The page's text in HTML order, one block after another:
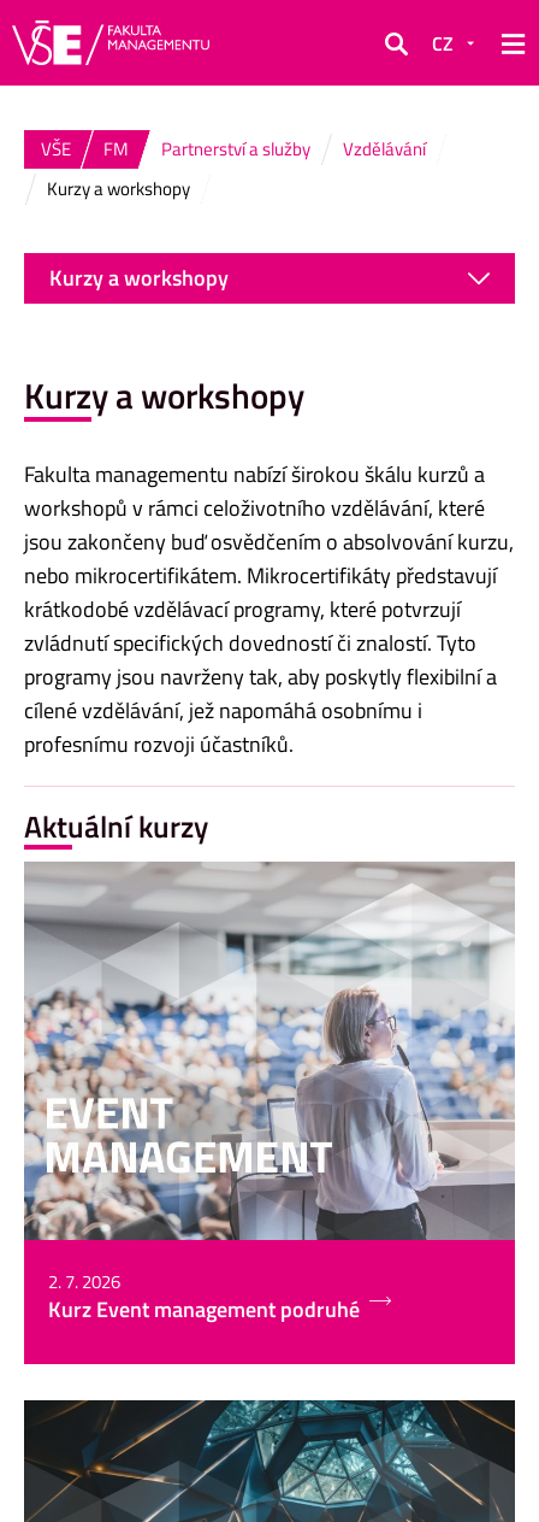
Hledat
CZ
VŠE FM Partnerství a služby
Vzdělávání
Kurzy a workshopy
Kurzy a workshopy
Fakulta managementu nabízí širokou škálu kurzů a
workshopů v rámci celoživotního vzdělávání, které
jsou zakončeny buď osvědčením o absolvování kurzu,
nebo mikrocertifikátem. Mikrocertifikáty představují
krátkodobé vzdělávací programy, které potvrzují
zvládnutí specifických dovedností či znalostí. Tyto
programy jsou navrženy tak, aby poskytly flexibilní a
cílené vzdělávání, jež napomáhá osobnímu i
profesnímu rozvoji účastníků.
Aktuální kurzy
Kurzy CTZ
2. 7. 2026
Kurz Event management podruhé
Kurzy a workshopy